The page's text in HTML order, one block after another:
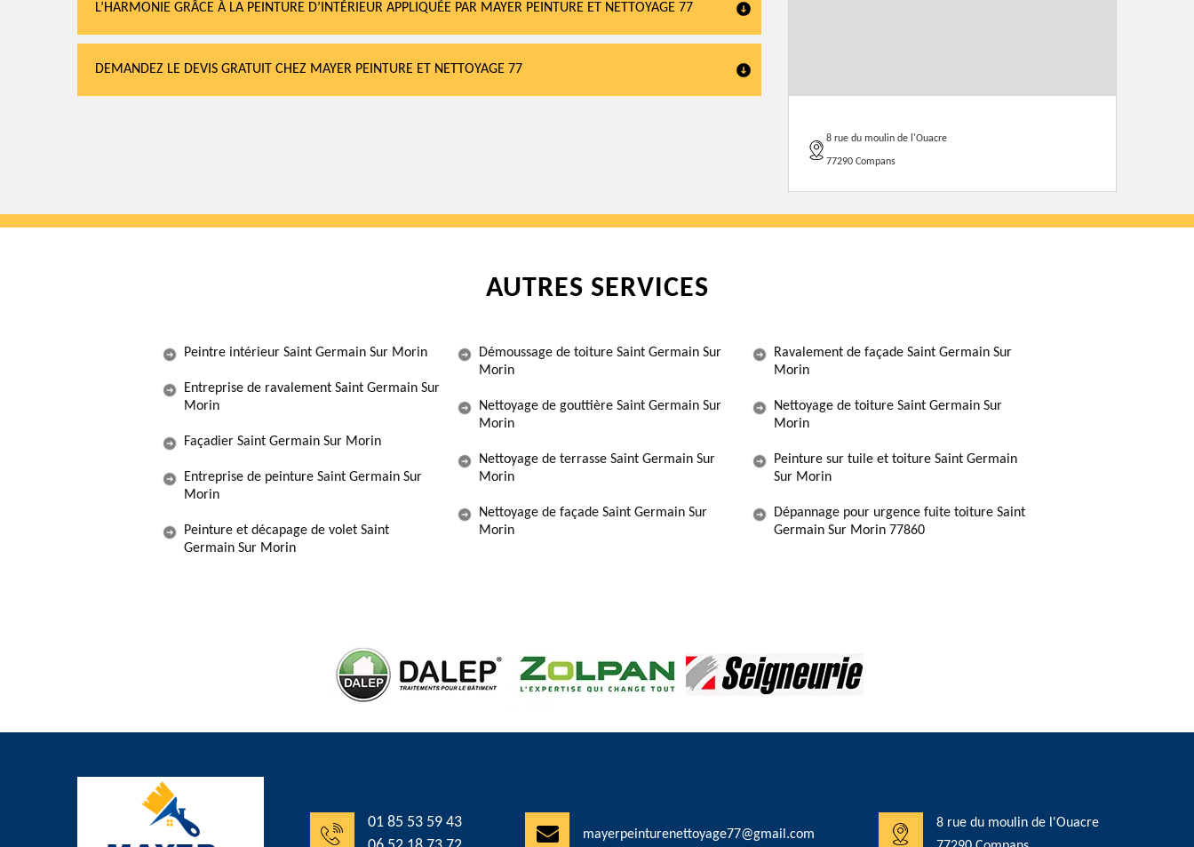
L’HARMONIE GRÂCE À LA PEINTURE D’INTÉRIEUR APPLIQUÉE PAR MAYER PEINTURE ET NETTOYAGE 77
DEMANDEZ LE DEVIS GRATUIT CHEZ MAYER PEINTURE ET NETTOYAGE 77
8 rue du moulin de l'Ouacre
77290 Compans
AUTRES SERVICES
Peintre intérieur Saint Germain Sur Morin
Entreprise de ravalement Saint Germain Sur
Morin
Façadier Saint Germain Sur Morin
Entreprise de peinture Saint Germain Sur
Morin
Peinture et décapage de volet Saint
Germain Sur Morin
Démoussage de toiture Saint Germain Sur
Morin
Nettoyage de gouttière Saint Germain Sur
Morin
Nettoyage de terrasse Saint Germain Sur
Morin
Nettoyage de façade Saint Germain Sur
Morin
Ravalement de façade Saint Germain Sur
Morin
Nettoyage de toiture Saint Germain Sur
Morin
Peinture sur tuile et toiture Saint Germain
Sur Morin
Dépannage pour urgence fuite toiture Saint
Germain Sur Morin 77860
01 85 53 59 43
mayerpeinturenettoyage77@gmail.com
8 rue du moulin de l'Ouacre